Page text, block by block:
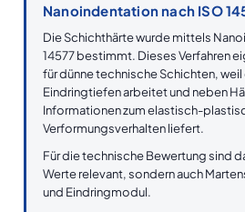
Nanoindentation nach ISO
Die Schichthärte wurde mittels
14577 bestimmt. Dieses Verfahren
für dünne technische Schichten, weil
Eindringtiefen arbeitet und neben
Informationen zum elastisch-
Verformungsverhalten liefert.
Für die technische Bewertung sind
Werte relevant, sondern auch
und Eindringmodul.